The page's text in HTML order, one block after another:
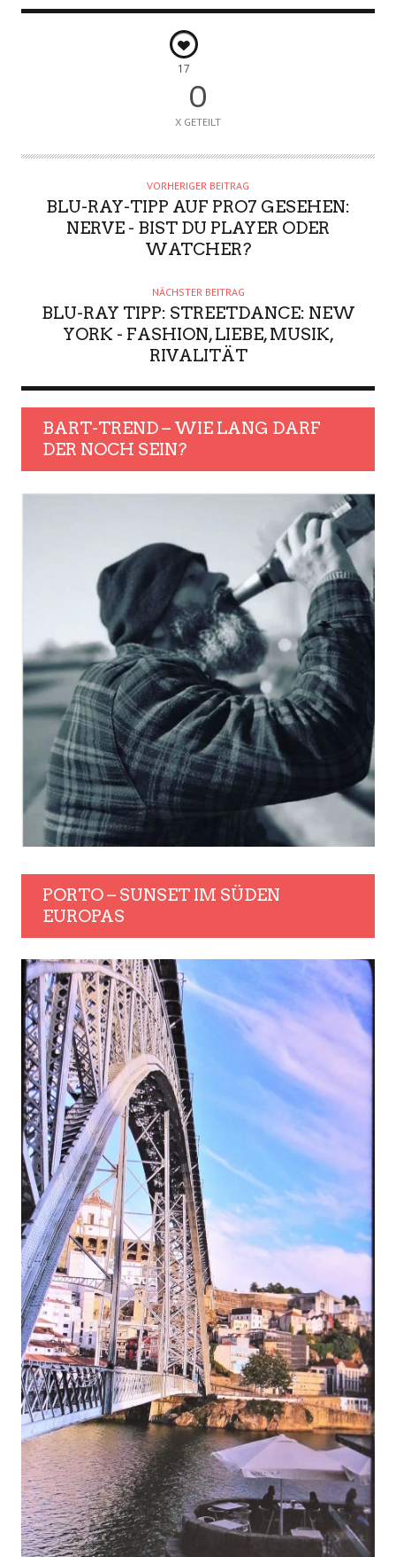
17
0
X GETEILT
VORHERIGER BEITRAG
BLU-RAY-TIPP AUF PRO7 GESEHEN:
NERVE - BIST DU PLAYER ODER
WATCHER?
NÄCHSTER BEITRAG
BLU-RAY TIPP: STREETDANCE: NEW
YORK - FASHION, LIEBE, MUSIK,
RIVALITÄT
BART-TREND – WIE LANG DARF
DER NOCH SEIN?
PORTO – SUNSET IM SÜDEN
EUROPAS